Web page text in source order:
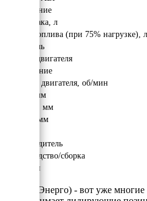
Исполнение
Объём бака, л
Расход топлива (при 75% нагрузке),
Двигатель
Модель двигателя
Охлаждение
Обороты двигателя, об/мин
Длина, мм
Ширина, мм
Высота, мм
Производитель
Производство/сборка
Гарантия
Energo (Энерго) - вот уже